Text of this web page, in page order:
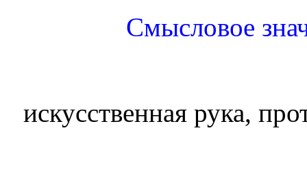
Смысловое
искусственная рука,